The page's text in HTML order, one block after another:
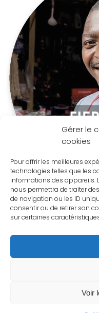
Gérer le
cookies
Pour offrir les meilleures
technologies telles que les
informations des appareils.
nous permettra de traiter
de navigation ou les ID
consentir ou de retirer son
sur certaines
Voir